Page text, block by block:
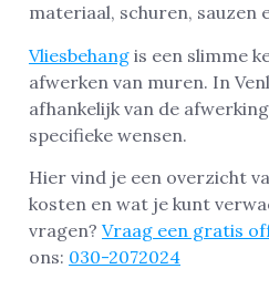
materiaal, schuren, sauzen
Vliesbehang is een slimme
afwerken van muren. In
afhankelijk van de
specifieke wensen.
Hier vind je een overzicht
kosten en wat je kunt
vragen? Vraag een gratis
ons: 030-2072024